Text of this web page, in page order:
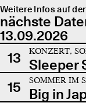
Weitere Infos auf der
nächste
13.09.2026
13
KONZERT,
Sleeper
15
SOMMER IM
Big in